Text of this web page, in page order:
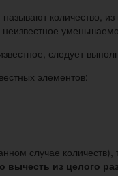
количество, из
неизвестное
следует
элементов:
случае
вычесть из целого